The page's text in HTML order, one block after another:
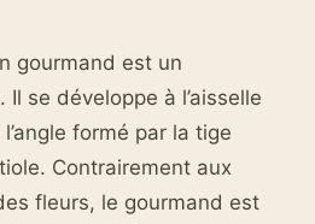
gourmand est un
se développe à l’aisselle
formé par la tige
Contrairement aux
fleurs, le gourmand est